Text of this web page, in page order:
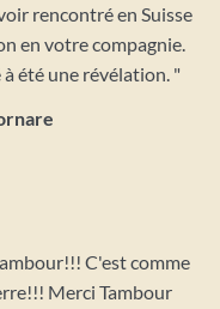
rencontré en Suisse
en votre compagnie.
été une révélation. "
C'est comme
Merci Tambour